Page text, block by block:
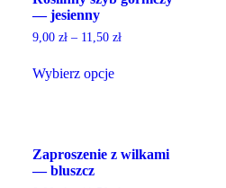
be
chosen
on
product
— jesienny
9,00 zł– 11,50 zł
Wybierz opcje
variants.
The
Zaproszenie z wilkami
— bluszcz